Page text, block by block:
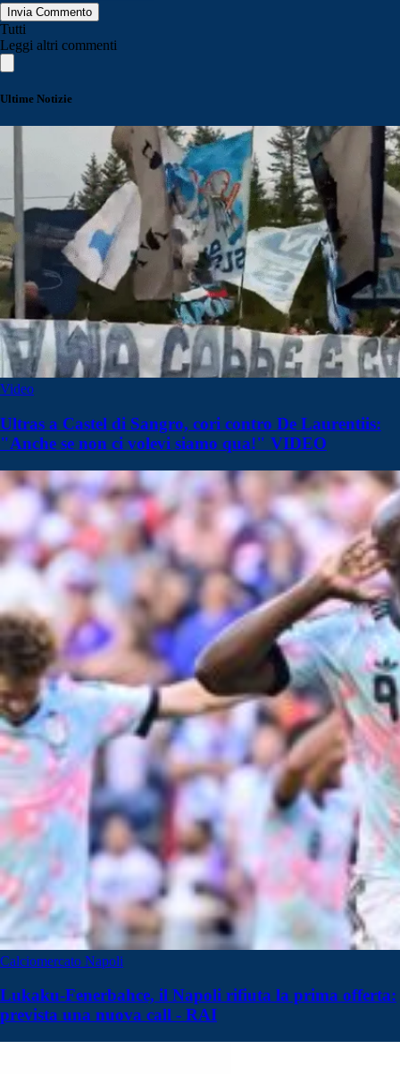
Invia Commento
Tutti
Leggi altri commenti
Ultime Notizie
Video
Ultras a Castel di Sangro, cori contro De Laurentiis:
"Anche se non ci volevi siamo qua!" VIDEO
Calciomercato Napoli
Lukaku-Fenerbahce, il Napoli rifiuta la prima offerta:
prevista una nuova call - RAI